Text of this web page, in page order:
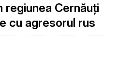
regiunea Cernăuți
cu agresorul rus